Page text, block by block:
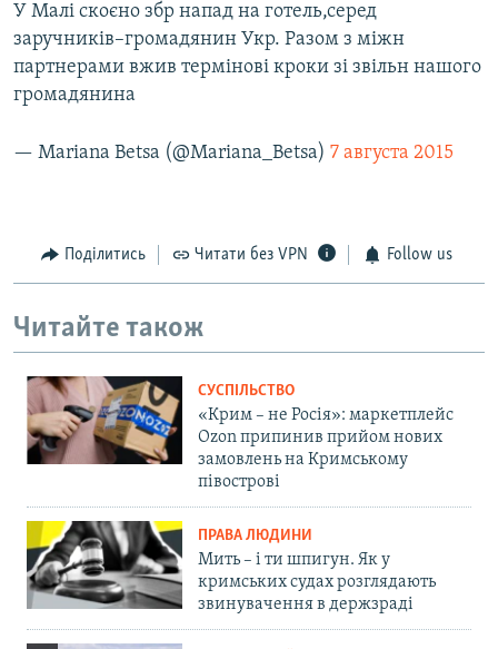
У Малі скоєно збр напад на готель,серед
заручників–громадянин Укр. Разом з міжн
партнерами вжив термінові кроки зі звільн нашого
громадянина
— Mariana Betsa (@Mariana_Betsa) 7 августа 2015
Поділитись Читати без VPN Follow us
Читайте також
СУСПІЛЬСТВО
«Крим – не Росія»: маркетплейс
Ozon припинив прийом нових
замовлень на Кримському
півострові
ПРАВА ЛЮДИНИ
Мить – і ти шпигун. Як у
кримських судах розглядають
звинувачення в держзраді